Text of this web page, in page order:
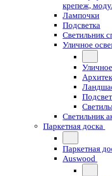
крепеж,
Лампочки
Подсветка
Светильник
Уличное
Светильник
Паркетная доска
Паркетная
Auswood